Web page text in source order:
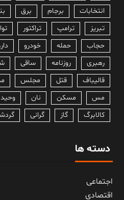
انتخابات
برجام برق
تبریز
ترامپ تراکتور
حجاب
حمله خودرو
رهبری
روزنامه ساقی
قالیباف
قتل مجلس
مس
مسکن نان
کالابرگ
گاز گرانی
دسته ها
اجتماعی
اقتصادی